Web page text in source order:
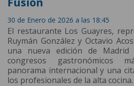
30 de Enero de 2026 a las 18:45
El restaurante Los Guayres,
Ruymán González y Octavio
una nueva edición de
congresos gastronómicos
panorama internacional y una
los profesionales de la alta cocina.